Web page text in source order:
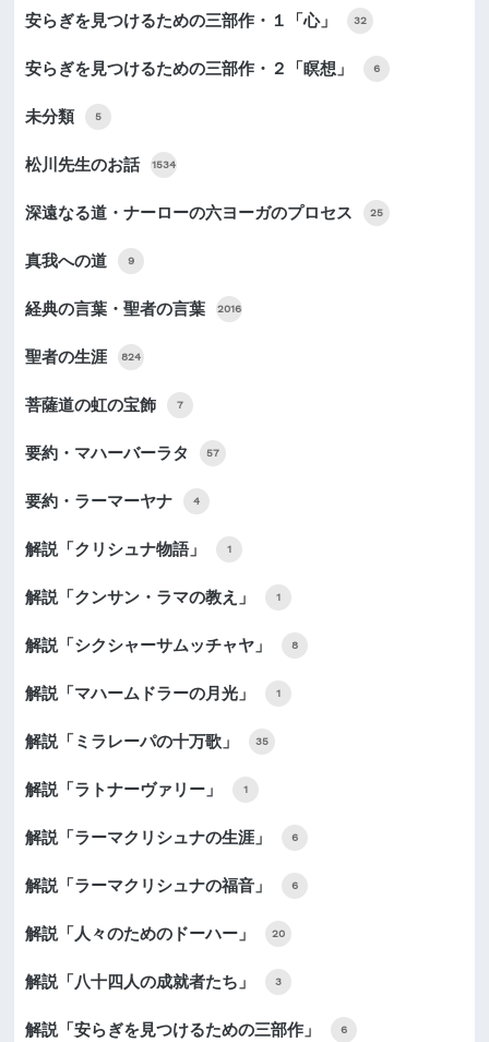
安らぎを見つけるための三部作・１「心」 32
安らぎを見つけるための三部作・２「瞑想」 6
未分類 5
松川先生のお話 1534
深遠なる道・ナーローの六ヨーガのプロセス 25
真我への道 9
経典の言葉・聖者の言葉 2016
聖者の生涯 824
菩薩道の虹の宝飾 7
要約・マハーバーラタ 57
要約・ラーマーヤナ 4
解説「クリシュナ物語」 1
解説「クンサン・ラマの教え」 1
解説「シクシャーサムッチャヤ」 8
解説「マハームドラーの月光」 1
解説「ミラレーパの十万歌」 35
解説「ラトナーヴァリー」 1
解説「ラーマクリシュナの生涯」 6
解説「ラーマクリシュナの福音」 6
解説「人々のためのドーハー」 20
解説「八十四人の成就者たち」 3
解説「安らぎを見つけるための三部作」 6